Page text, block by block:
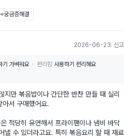
궁금증해결
2026-06-23 신고
기 가벼워요 편리함 사용하기 편리해요
지만 볶음밥이나 간단한 반찬 만들 때 실리
서 구매했어요.
적당히 유연해서 프라이팬이나 냄비 바닥
낼 수 있더라고요. 특히 볶음요리 할 때 재료